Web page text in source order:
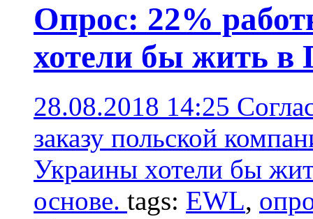
Опрос: 22%
хотели бы жить в
28.08.2018 14:25
заказу польской
Украины хотели бы
основе. tags: EWL,